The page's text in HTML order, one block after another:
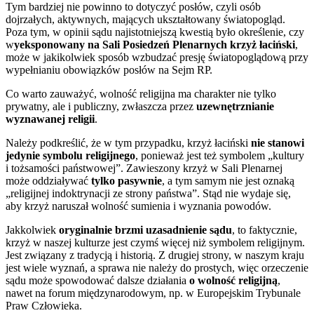
Tym bardziej nie powinno to dotyczyć posłów, czyli osób
dojrzałych, aktywnych, mających ukształtowany światopogląd.
Poza tym, w opinii sądu najistotniejszą kwestią było określenie, czy
wyeksponowany na Sali Posiedzeń Plenarnych krzyż łaciński,
może w jakikolwiek sposób wzbudzać presję światopoglądową przy
wypełnianiu obowiązków posłów na Sejm RP.
Co warto zauważyć, wolność religijna ma charakter nie tylko
prywatny, ale i publiczny, zwłaszcza przez uzewnętrznianie
wyznawanej religii.
Należy podkreślić, że w tym przypadku, krzyż łaciński nie stanowi
jedynie symbolu religijnego, ponieważ jest też symbolem „kultury
i tożsamości państwowej”. Zawieszony krzyż w Sali Plenarnej
może oddziaływać tylko pasywnie, a tym samym nie jest oznaką
„religijnej indoktrynacji ze strony państwa”. Stąd nie wydaje się,
aby krzyż naruszał wolność sumienia i wyznania powodów.
Jakkolwiek oryginalnie brzmi uzasadnienie sądu, to faktycznie,
krzyż w naszej kulturze jest czymś więcej niż symbolem religijnym.
Jest związany z tradycją i historią. Z drugiej strony, w naszym kraju
jest wiele wyznań, a sprawa nie należy do prostych, więc orzeczenie
sądu może spowodować dalsze działania o wolność religijną,
nawet na forum międzynarodowym, np. w Europejskim Trybunale
Praw Człowieka.